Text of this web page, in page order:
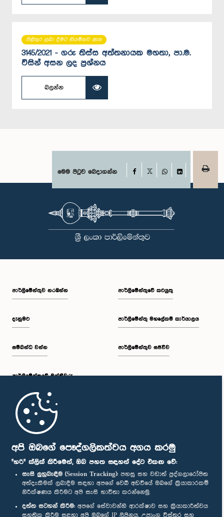
අපි ඔබගේ පෞද්ගලිකත්වය අගය කරමු
"හරි" ක්ලික් කිරීමෙන්, ඔබ පහත සඳහන් දේට එකඟ වේ:
සැසි ලුහුබැඳීම (Session Tracking): පහසු සහ වඩාත් පුද්ගලාරෝපිත
අත්දැකීමක් ලබාදීම සඳහා අපගේ වෙබ් අඩවියේ ඔබගේ ක්‍රියාකාරකම්
නිරීක්ෂණය කිරීමට අපි සැසි භාවිතා කරන්නෙමු.
දත්ත සටහන් කිරීම: අපගේ සේවාවන්හි ආරක්ෂාව සහ ක්‍රියාකාරීත්වය
සහතික කිරීම සඳහා අපි ඔබගේ IP ලිපිනය, උපාංග විස්තර සහ
පිළිතුර ලබා දීමට නියමිතව ඇත
3145/2021 - ගරු තිස්ස අත්තනායක මහතා, පා.ම.
විසින් අසන ලද ප්‍රශ්නය
බලන්න
මෙම පිටුව බෙදාගන්න Facebook
WhatsAppLinkedIn
පාර්ලි‌මේන්තුව නරඹන්න
දැනුමට
සම්බන්ධ වන්න
පාර්ලි‌මේන්තුවේ මන්ත්‍රීවරු
මුල් පිටුව
පාර්ලිමේන්තුවේ කටයුතු
පාර්ලිමේන්තු මහලේකම් කාර්යාලය
පාර්ලිමේන්තුව සජීවීව
පාර්ලිමේන්තු ජංගම යෙදුම
අප හා සම්බන්ධ වී සිටින්න :